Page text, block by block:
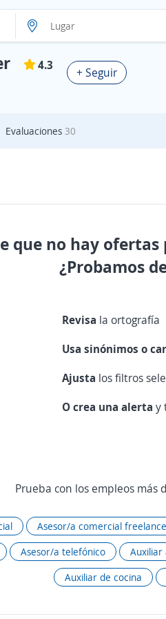
4.3
+ Seguir
Evaluaciones30
que no hay
¿Probamos
Revisa la ortografía
Usa sinónimos o
Ajusta los filtros
O crea una alertay
Prueba con los empleos más
Asesor/a comercial freelance
Asesor/a telefónico Auxiliar
Auxiliar de cocina